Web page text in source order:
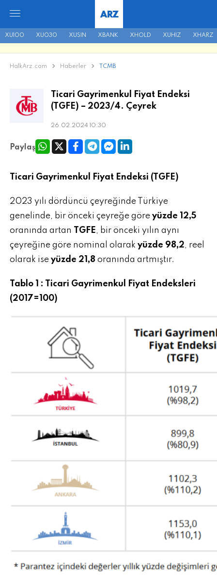
XU100 XU030 XUSIN XBANK XHOLD XUHIZ XHARZ
ARZ
HalkArz.com Haberler TCMB
Ticari Gayrimenkul Fiyat Endeksi
(TGFE) – 2023/4. Çeyrek
26.02.2024 10:30
Paylaş
Ticari Gayrimenkul Fiyat Endeksi (TGFE)
2023 yılı dördüncü çeyreğinde Türkiye
genelinde, bir önceki çeyreğe göre yüzde 12,5
oranında artan TGFE, bir önceki yılın aynı
çeyreğine göre nominal olarak yüzde 98,2, reel
olarak ise yüzde 21,8 oranında artmıştır.
Tablo 1 : Ticari Gayrimenkul Fiyat Endeksleri
(2017=100)